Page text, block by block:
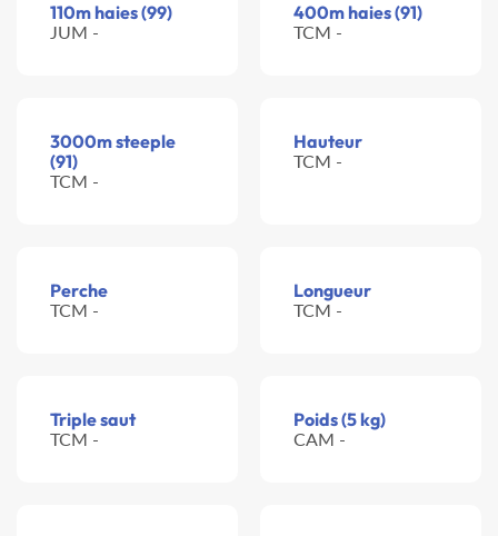
110m haies (99)
JUM -
400m haies (91)
TCM -
3000m steeple
(91)
TCM -
Hauteur
TCM -
Perche
TCM -
Longueur
TCM -
Triple saut
TCM -
Poids (5 kg)
CAM -